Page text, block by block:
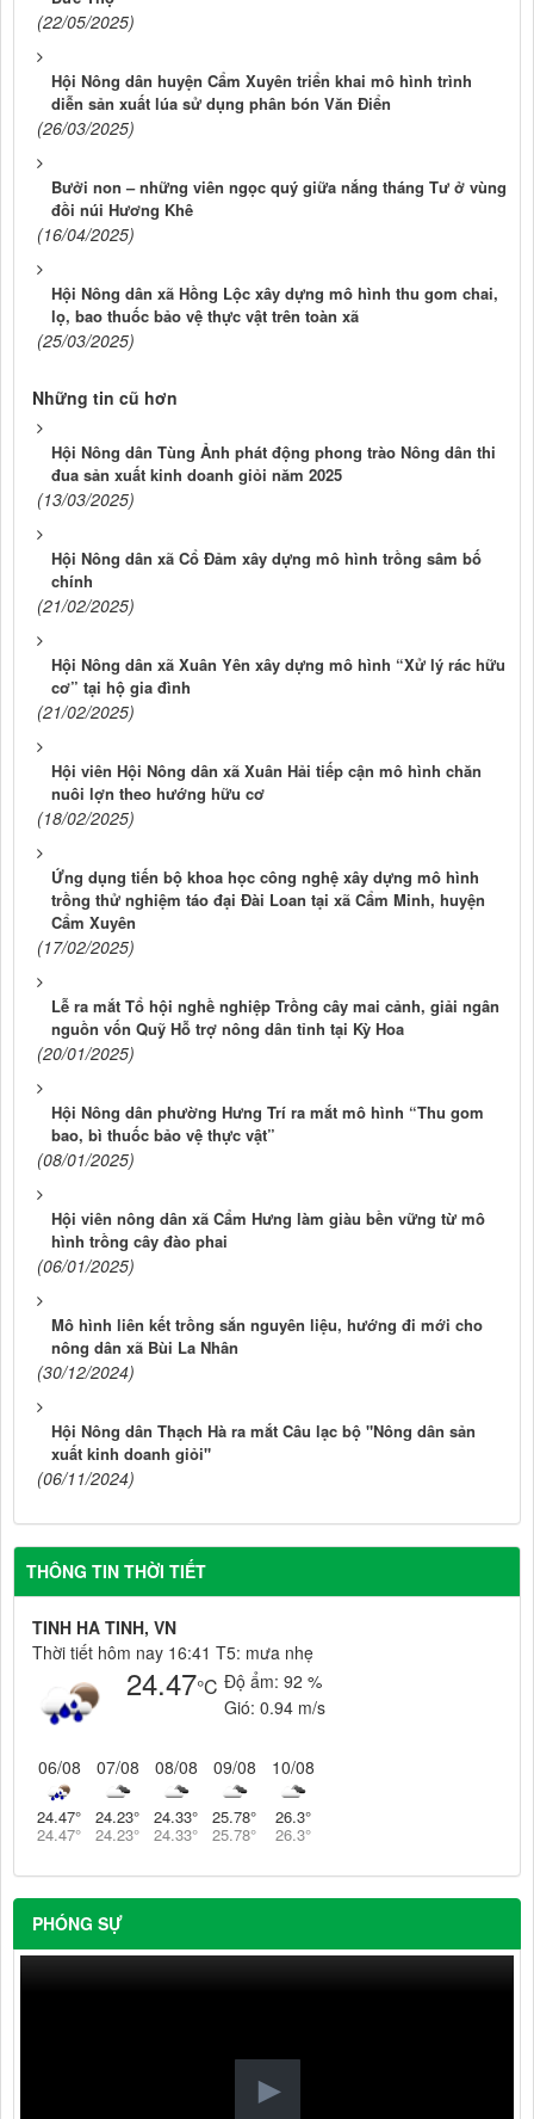
(22/05/2025)
Hội Nông dân huyện Cẩm Xuyên triển khai mô hình trình
diễn sản xuất lúa sử dụng phân bón Văn Điển
(26/03/2025)
Bưởi non – những viên ngọc quý giữa nắng tháng Tư ở vùng
đồi núi Hương Khê
(16/04/2025)
Hội Nông dân xã Hồng Lộc xây dựng mô hình thu gom chai,
lọ, bao thuốc bảo vệ thực vật trên toàn xã
(25/03/2025)
Những tin cũ hơn
Hội Nông dân Tùng Ảnh phát động phong trào Nông dân thi
đua sản xuất kinh doanh giỏi năm 2025
(13/03/2025)
Hội Nông dân xã Cổ Đảm xây dựng mô hình trồng sâm bố
chính
(21/02/2025)
Hội Nông dân xã Xuân Yên xây dựng mô hình “Xử lý rác hữu
cơ” tại hộ gia đình
(21/02/2025)
Hội viên Hội Nông dân xã Xuân Hải tiếp cận mô hình chăn
nuôi lợn theo hướng hữu cơ
(18/02/2025)
Ứng dụng tiến bộ khoa học công nghệ xây dựng mô hình
trồng thử nghiệm táo đại Đài Loan tại xã Cẩm Minh, huyện
Cẩm Xuyên
(17/02/2025)
Lễ ra mắt Tổ hội nghề nghiệp Trồng cây mai cảnh, giải ngân
nguồn vốn Quỹ Hỗ trợ nông dân tỉnh tại Kỳ Hoa
(20/01/2025)
Hội Nông dân phường Hưng Trí ra mắt mô hình “Thu gom
bao, bì thuốc bảo vệ thực vật”
(08/01/2025)
Hội viên nông dân xã Cẩm Hưng làm giàu bền vững từ mô
hình trồng cây đào phai
(06/01/2025)
Mô hình liên kết trồng sắn nguyên liệu, hướng đi mới cho
nông dân xã Bùi La Nhân
(30/12/2024)
Hội Nông dân Thạch Hà ra mắt Câu lạc bộ "Nông dân sản
xuất kinh doanh giỏi"
(06/11/2024)
THÔNG TIN THỜI TIẾT
TINH HA TINH, VN
Thời tiết hôm nay 16:41 T5: mưa nhẹ
24.47°C Độ ẩm: 92 %
Gió: 0.94 m/s
06/08
24.47°
24.47°
07/08
24.23°
24.23°
08/08
24.33°
24.33°
09/08
25.78°
25.78°
10/08
26.3°
26.3°
PHÓNG SỰ